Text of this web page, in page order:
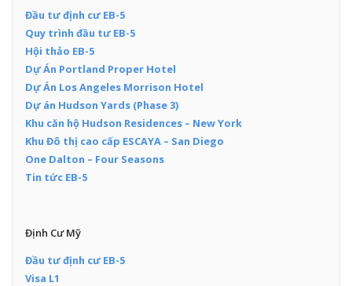
Đầu tư định cư EB-5
Quy trình đầu tư EB-5
Hội thảo EB-5
Dự Án Portland Proper Hotel
Dự Án Los Angeles Morrison Hotel
Dự án Hudson Yards (Phase 3)
Khu căn hộ Hudson Residences – New York
Khu Đô thị cao cấp ESCAYA – San Diego
One Dalton – Four Seasons
Tin tức EB-5
Định Cư Mỹ
Đầu tư định cư EB-5
Visa L1